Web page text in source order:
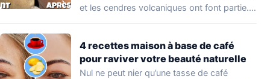
et les cendres volcaniques ont font partie.
4 recettes maison à base de café
pour raviver votre beauté naturelle
Nul ne peut nier qu’une tasse de café